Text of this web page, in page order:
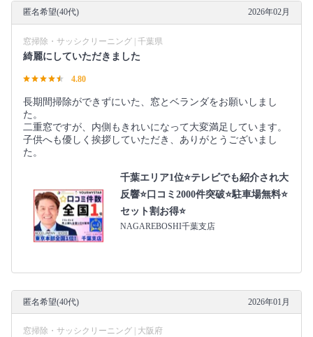
匿名希望(40代) 2026年02月
窓掃除・サッシクリーニング | 千葉県
綺麗にしていただきました
4.80
長期間掃除ができずにいた、窓とベランダをお願いしまし
た。
二重窓ですが、内側もきれいになって大変満足しています。
子供へも優しく挨拶していただき、ありがとうございまし
た。
千葉エリア1位⭐テレビでも紹介され大
反響⭐️口コミ2000件突破⭐️駐車場無料⭐
セット割お得⭐
NAGAREBOSHI千葉支店
匿名希望(40代) 2026年01月
窓掃除・サッシクリーニング | 大阪府